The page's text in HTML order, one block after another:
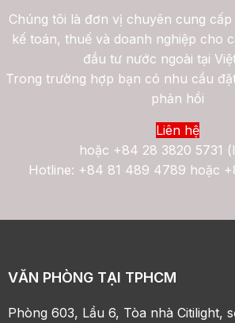
Chúng tôi là đơn vị chuyên cung
kế toán, thuế và doanh nghiệp cho
đầu tư nước ngoài tại
Trong trường hợp bạn có nhu cầu
phản hồi
Liên hệ
hoặc +84 28 3820 5731
Hotline: +84 81 489 4789 hoặc
VĂN PHÒNG TẠI TPHCM
Phòng 603, Lầu 6, Tòa nhà Citilight,